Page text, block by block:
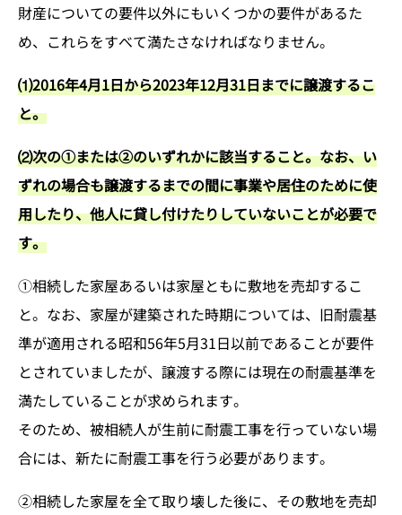
財産についての要件以外にもいくつかの要件があるた
め、これらをすべて満たさなければなりません。
⑴2016年4月1日から2023年12月31日までに譲渡するこ
と。
⑵次の①または②のいずれかに該当すること。なお、い
ずれの場合も譲渡するまでの間に事業や居住のために使
用したり、他人に貸し付けたりしていないことが必要で
す。
①相続した家屋あるいは家屋ともに敷地を売却するこ
と。なお、家屋が建築された時期については、旧耐震基
準が適用される昭和56年5月31日以前であることが要件
とされていましたが、譲渡する際には現在の耐震基準を
満たしていることが求められます。
そのため、被相続人が生前に耐震工事を行っていない場
合には、新たに耐震工事を行う必要があります。
②相続した家屋を全て取り壊した後に、その敷地を売却